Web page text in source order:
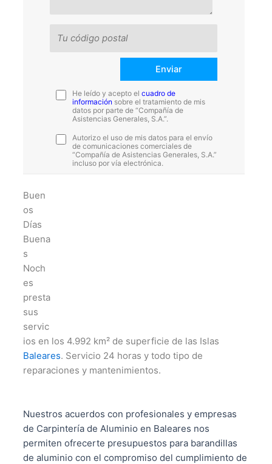
He leído y acepto elcuadro de
información sobre el tratamiento de mis
datos por parte de “Compañía de
Asistencias Generales, S.A.”.
Autorizo el uso de mis datos para el envío
de comunicaciones comerciales de
“Compañía de Asistencias Generales, S.A.”
incluso por vía electrónica.
Buen
os
Días
Buena
s
Noch
es
presta
sus
servic
ios en los 4.992 km² de superficie de las Islas
Baleares. Servicio 24 horas y todo tipo de
reparaciones y mantenimientos.
Nuestros acuerdos con profesionales y empresas
de Carpintería de Aluminio en Baleares nos
permiten ofrecerte presupuestos para barandillas
de aluminio con el compromiso del cumplimiento de